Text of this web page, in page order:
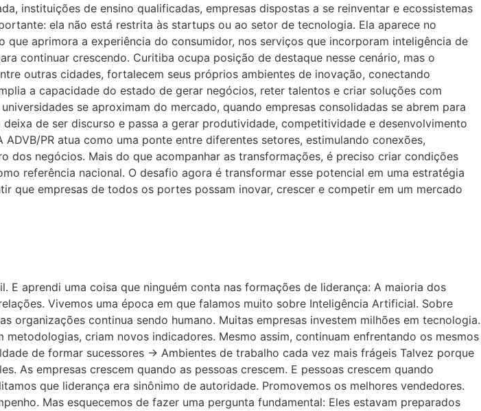
instituições de ensino qualificadas, empresas dispostas a se reinventar e ecossistemas
ela não está restrita às startups ou ao setor de tecnologia. Ela aparece no
aprimora a experiência do consumidor, nos serviços que incorporam inteligência de
continuar crescendo. Curitiba ocupa posição de destaque nesse cenário, mas o
outras cidades, fortalecem seus próprios ambientes de inovação, conectando
a capacidade do estado de gerar negócios, reter talentos e criar soluções com
se aproximam do mercado, quando empresas consolidadas se abrem para
de ser discurso e passa a gerar produtividade, competitividade e desenvolvimento
PR atua como uma ponte entre diferentes setores, estimulando conexões,
negócios. Mais do que acompanhar as transformações, é preciso criar condições
referência nacional. O desafio agora é transformar esse potencial em uma estratégia
que empresas de todos os portes possam inovar, crescer e competir em um mercado
E aprendi uma coisa que ninguém conta nas formações de liderança: A maioria dos
Vivemos uma época em que falamos muito sobre Inteligência Artificial. Sobre
continua sendo humano. Muitas empresas investem milhões em tecnologia.
criam novos indicadores. Mesmo assim, continuam enfrentando os mesmos
de formar sucessores → Ambientes de trabalho cada vez mais frágeis Talvez porque
As empresas crescem quando as pessoas crescem. E pessoas crescem quando
que liderança era sinônimo de autoridade. Promovemos os melhores vendedores.
Mas esquecemos de fazer uma pergunta fundamental: Eles estavam preparados